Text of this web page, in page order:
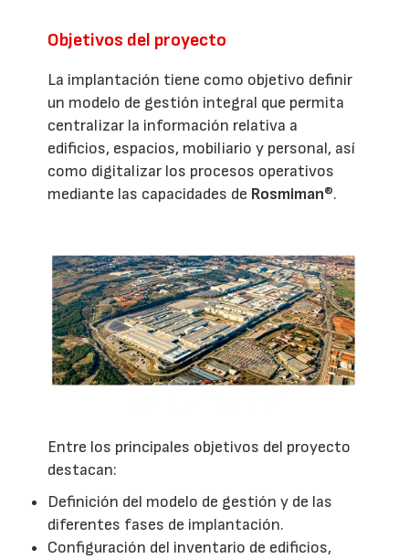
Objetivos del proyecto
La implantación tiene como objetivo definir
un modelo de gestión integral que permita
centralizar la información relativa a
edificios, espacios, mobiliario y personal, así
como digitalizar los procesos operativos
mediante las capacidades de Rosmiman®.
Entre los principales objetivos del proyecto
destacan:
Definición del modelo de gestión y de las
diferentes fases de implantación.
Configuración del inventario de edificios,